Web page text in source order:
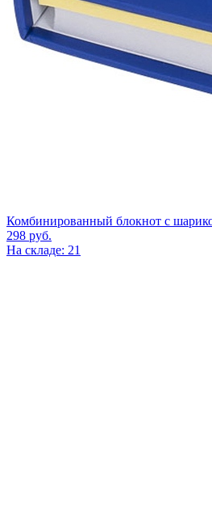
Комбинированный блокнот с
298 руб.
На складе: 21